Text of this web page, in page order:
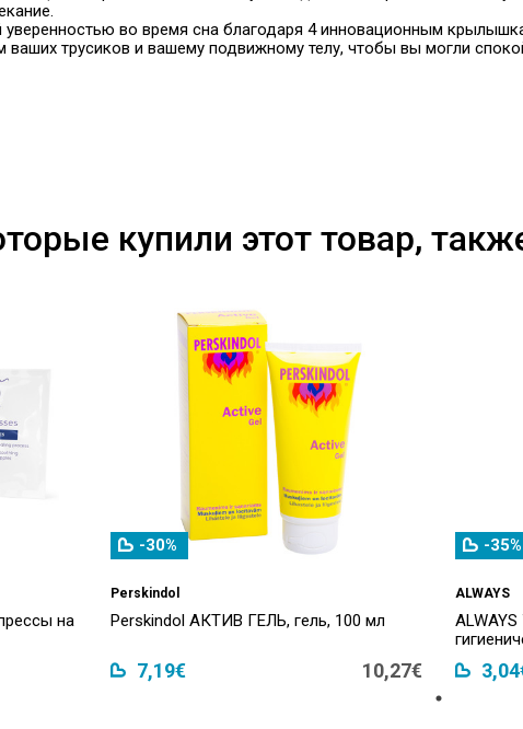
во время сна благодаря 4 инновационным
ваших трусиков и вашему подвижному телу, чтобы вы могли
купили этот товар,
на
-30%
Perskindol
Perskindol АКТИВ ГЕЛЬ, гель, 100 мл
7,19€ 10,27€
-35%
ALWAYS